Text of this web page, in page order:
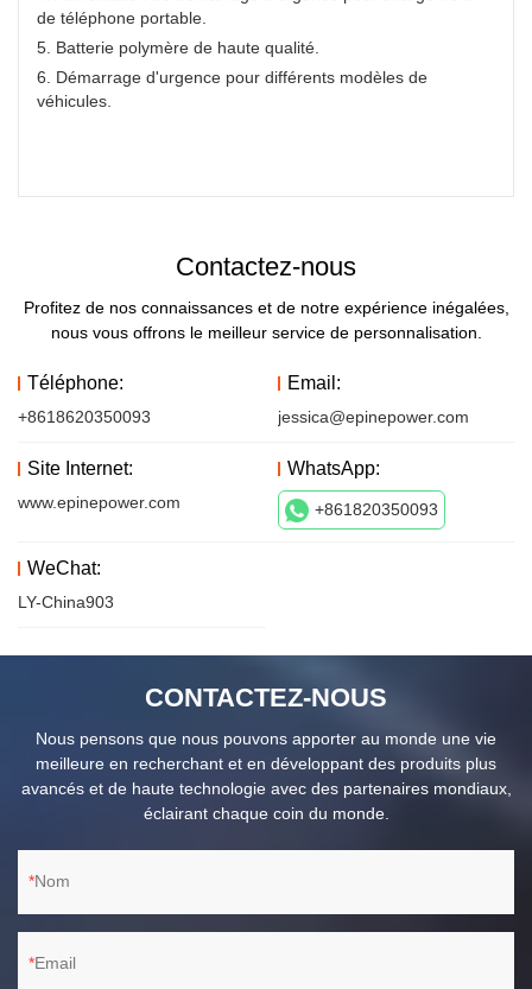
de téléphone portable.
5. Batterie polymère de haute qualité.
6. Démarrage d'urgence pour différents modèles de
véhicules.
Contactez-nous
Profitez de nos connaissances et de notre expérience inégalées,
nous vous offrons le meilleur service de personnalisation.
Téléphone:
+8618620350093
Email:
jessica@epinepower.com
Site Internet:
www.epinepower.com
WhatsApp:
+861820350093
WeChat:
LY-China903
CONTACTEZ-NOUS
Nous pensons que nous pouvons apporter au monde une vie
meilleure en recherchant et en développant des produits plus
avancés et de haute technologie avec des partenaires mondiaux,
éclairant chaque coin du monde.
Nom
Email